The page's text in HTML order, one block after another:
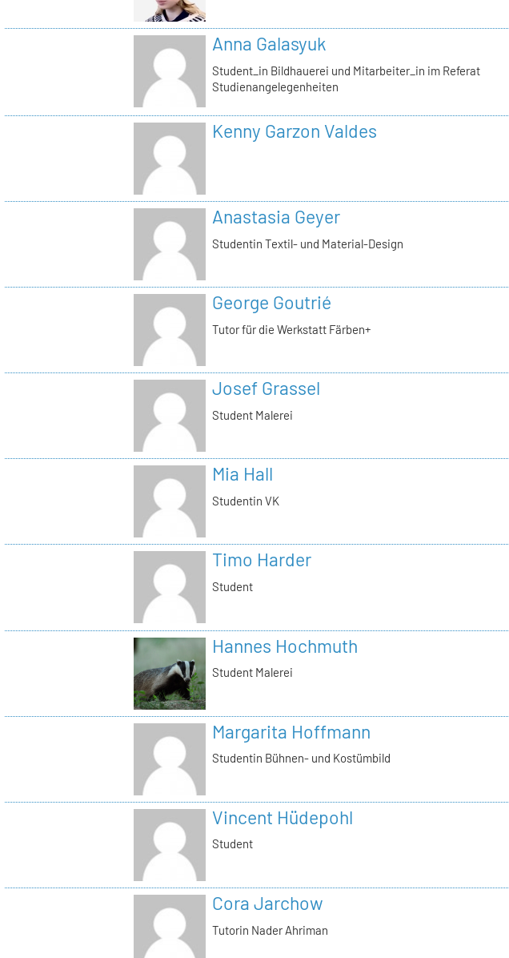
Anna Galasyuk
Student_in Bildhauerei und Mitarbeiter_in im Referat
Studienangelegenheiten
Kenny Garzon Valdes
Anastasia Geyer
Studentin Textil- und Material-Design
George Goutrié
Tutor für die Werkstatt Färben+
Josef Grassel
Student Malerei
Mia Hall
Studentin VK
Timo Harder
Student
Hannes Hochmuth
Student Malerei
Margarita Hoffmann
Studentin Bühnen- und Kostümbild
Vincent Hüdepohl
Student
Cora Jarchow
Tutorin Nader Ahriman